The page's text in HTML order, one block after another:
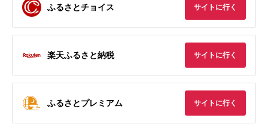
ふるさとチョイス サイトに行く
楽天ふるさと納税 サイトに行く
ふるさとプレミアム サイトに行く